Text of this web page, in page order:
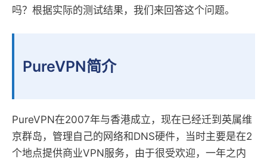
吗？根据实际的测试结果，我们来回答这个问题。
PureVPN简介
PureVPN在2007年与香港成立，现在已经迁到英属维
京群岛，管理自己的网络和DNS硬件，当时主要是在2
个地点提供商业VPN服务，由于很受欢迎，一年之内